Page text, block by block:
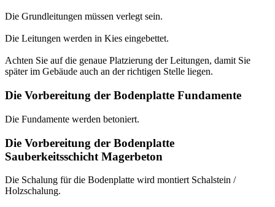
Die Grundleitungen müssen verlegt sein.
Die Leitungen werden in Kies eingebettet.
Achten Sie auf die genaue Platzierung der Leitungen, damit Sie
später im Gebäude auch an der richtigen Stelle liegen.
Die Vorbereitung der Bodenplatte Fundamente
Die Fundamente werden betoniert.
Die Vorbereitung der Bodenplatte
Sauberkeitsschicht Magerbeton
Die Schalung für die Bodenplatte wird montiert Schalstein /
Holzschalung.